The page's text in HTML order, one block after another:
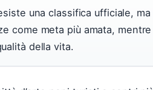
una classifica ufficiale,
come meta più amata,
della vita.